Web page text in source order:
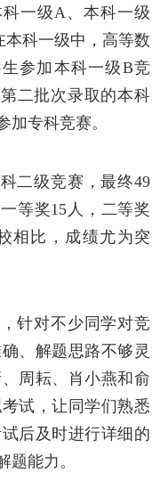
一级A、本科一级
科一级中，高等数
参加本科一级B竞
二批次录取的本科
加专科竞赛。
二级竞赛，最终49
等奖15人，二等奖
相比，成绩尤为突
针对不少同学对竞
、解题思路不够灵
周耘、肖小燕和俞
试，让同学们熟悉
后及时进行详细的
题能力。